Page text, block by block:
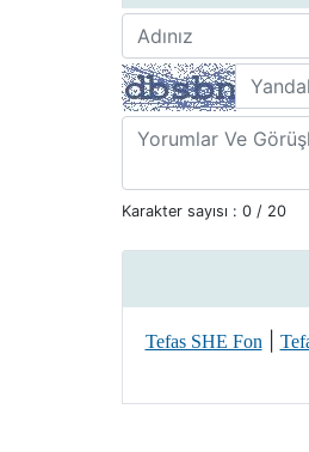
Karakter sayısı : 0 / 20
Tefas SHE Fon|